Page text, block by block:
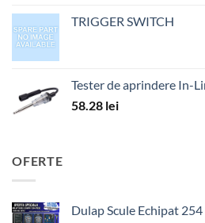
TRIGGER SWITCH
Tester de aprindere In-
58.28 lei
OFERTE
Dulap Scule Echipat 254